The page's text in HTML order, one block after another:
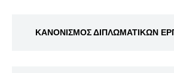
ΚΑΝΟΝΙΣΜΟΣ ΔΙΠΛΩΜΑΤΙΚΩΝ